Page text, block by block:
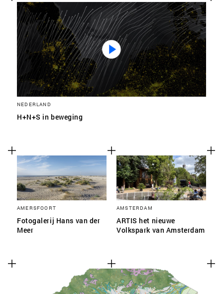
NEDERLAND
H+N+S in beweging
AMERSFOORT
Fotogalerij Hans van der
Meer
AMSTERDAM
ARTIS het nieuwe
Volkspark van Amsterdam
SLA VOORKEUREN OP